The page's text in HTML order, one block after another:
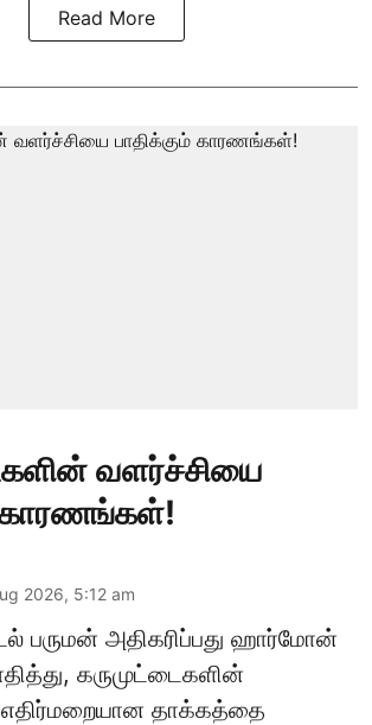
Read More
வளர்ச்சியை
காரணங்கள்!
2026, 5:12 am
பருமன் அதிகரிப்பது ஹார்மோன்
கருமுட்டைகளின்
எதிர்மறையான தாக்கத்தை